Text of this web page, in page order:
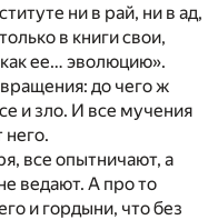
ни в рай, ни в ад,
в книги свои,
ее… эволюцию».
до чего ж
и зло. И все мучения
него.
все опытничают, а
ведают. А про то
и гордыни, что без